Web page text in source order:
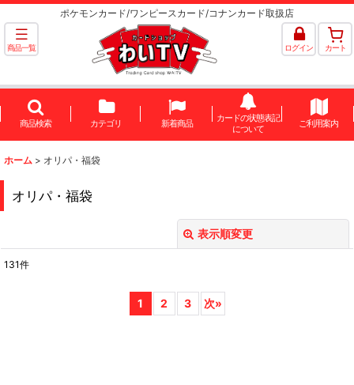
ポケモンカード/ワンピースカード/コナンカード取扱店
商品一覧 ログイン カート
商品検索 カテゴリ 新着商品
カードの状態表記
について
ご利用案内
ホーム > オリパ・福袋
オリパ・福袋
表示順変更
131件
1 2 3 次»